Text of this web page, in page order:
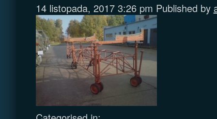
14 listopada, 2017 3:26 pm Published by